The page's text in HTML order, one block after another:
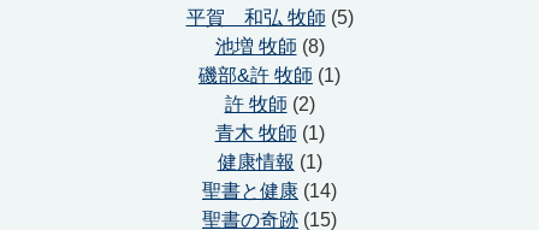
平賀 和弘 牧師 (5)
池増 牧師 (8)
磯部&許 牧師 (1)
許 牧師 (2)
青木 牧師 (1)
健康情報 (1)
聖書と健康 (14)
聖書の奇跡 (15)